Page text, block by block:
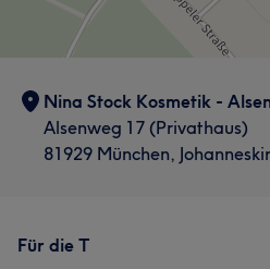
Nina Stock Kosmetik -
Alsenweg 17 (Privathaus)
81929 München,
Für die T